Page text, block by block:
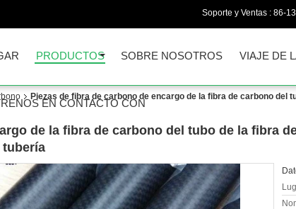
Soporte y Ventas : 86-
PRODUCTOS SOBRE NOSOTROS VIAJE DE
EN CONTACTO CON
Piezas de fibra de carbono de encargo de la fibra de carbono del
de la fibra de carbono del tubo de la fibra
tubería